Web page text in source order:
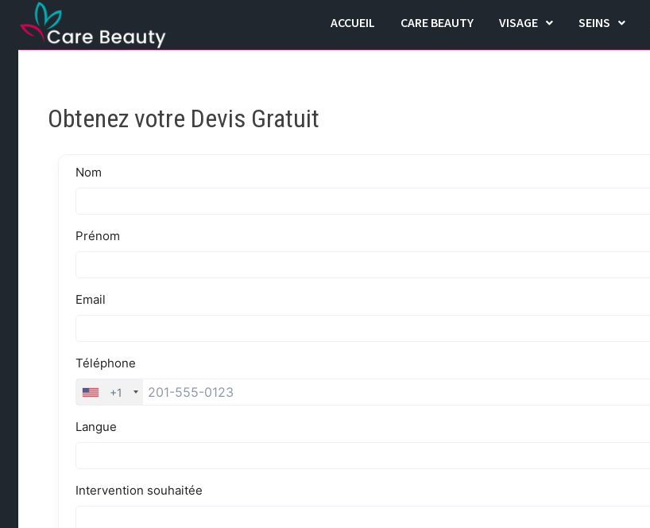
Passer
au
contenu
ACCUEIL CARE BEAUTY VISAGE SEINS
Obtenez votre Devis Gratuit